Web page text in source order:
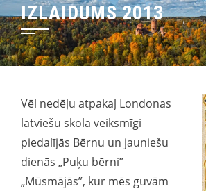
IZLAIDUMS 2013
Vēl nedēļu atpakaļ Londonas
latviešu skola veiksmīgi
piedalījās Bērnu un jauniešu
dienās „Puķu bērni”
„Mūsmājās”, kur mēs guvām